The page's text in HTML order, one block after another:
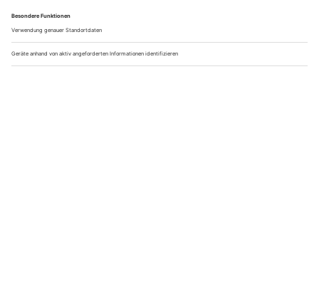
Lösungs- und Transportmittel. Ein Mensch, ohne große
körperliche Betätigung, sollte 1,5 bis 2 Liter Wasser pro Tag
trinken. Wer für einen Halbmarathon trainiert braucht